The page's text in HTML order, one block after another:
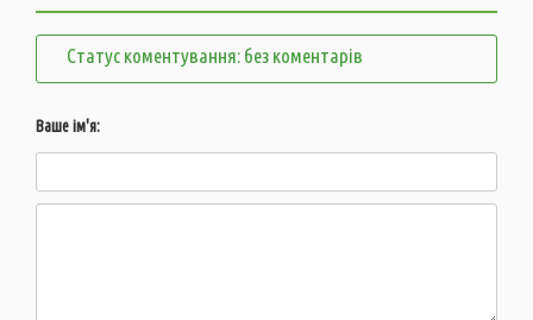
Статус коментування: без коментарів
Ваше ім'я: